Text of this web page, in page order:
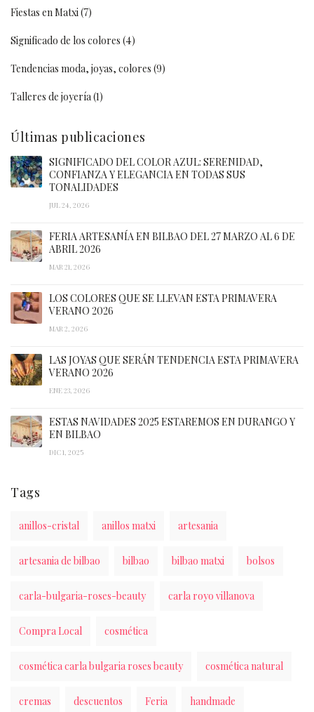
Fiestas en Matxi(7)
Significado de los colores (4)
Tendencias moda, joyas, colores (9)
Talleres de joyería(1)
Últimas publicaciones
SIGNIFICADO DEL COLOR AZUL: SERENIDAD,
CONFIANZA Y ELEGANCIA EN TODAS SUS
TONALIDADES
JUL 24, 2026
FERIA ARTESANÍA EN BILBAO DEL 27 MARZO AL 6 DE
ABRIL 2026
MAR 21, 2026
LOS COLORES QUE SE LLEVAN ESTA PRIMAVERA
VERANO 2026
MAR 2, 2026
LAS JOYAS QUE SERÁN TENDENCIA ESTA PRIMAVERA
VERANO 2026
ENE 23, 2026
ESTAS NAVIDADES 2025 ESTAREMOS EN DURANGO Y
EN BILBAO
DIC 1, 2025
Tags
anillos-cristal anillos matxi artesania
artesania de bilbao bilbao bilbao matxi bolsos
carla-bulgaria-roses-beauty carla royo villanova
Compra Local cosmética
cosmética carla bulgaria roses beauty cosmética natural
cremas descuentos Feria handmade